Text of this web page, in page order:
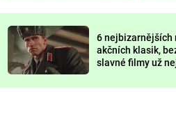
6 nejbizarnějších
akčních klasik,
slavné filmy už